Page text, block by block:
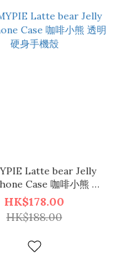
Latte bear Jelly
Case 咖啡小熊 透
明硬身手機殼
HK$178.00
HK$188.00